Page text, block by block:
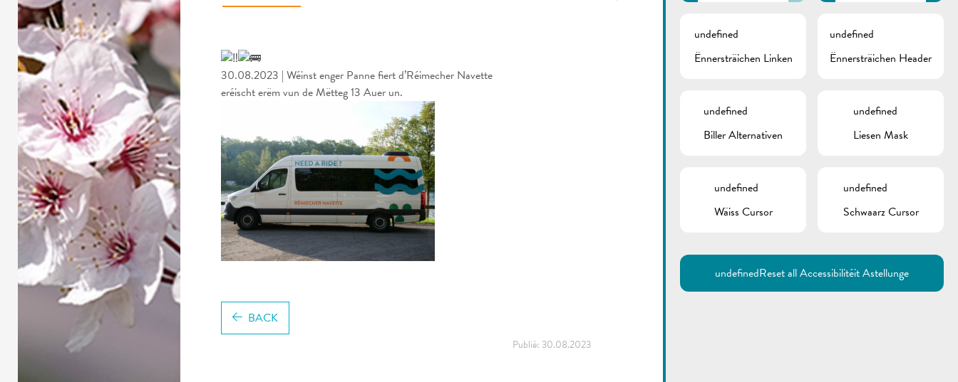
Utilisez la recherche pour
Comme par exemple des contacts, des
informations ou de documents.
Publié: 30.08.2023
30.08.2023 | Wéinst enger Panne fiert d’Réimecher Navette
eréischt erëm vun de Mëtteg 13 Auer un.
BACK
undefined
Ënnersträichen Linken
undefined
Ënnersträichen Header
undefined
Biller Alternativen
undefined
Liesen Mask
undefined
Wäiss Cursor
undefined
Schwaarz Cursor
undefinedReset all Accessibilitéit Astellunge